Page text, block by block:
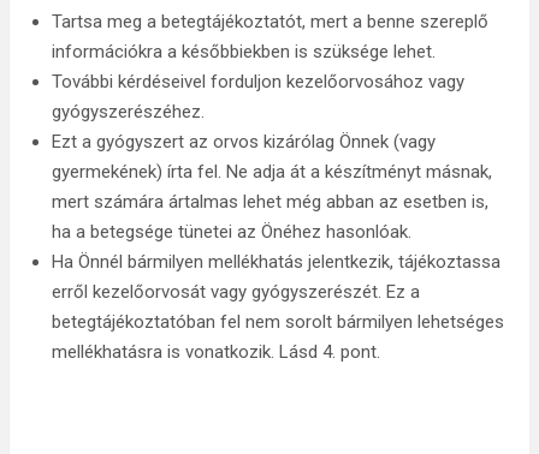
Tartsa meg a betegtájékoztatót, mert a benne szereplő
információkra a későbbiekben is szüksége lehet.
További kérdéseivel forduljon kezelőorvosához vagy
gyógyszerészéhez.
Ezt a gyógyszert az orvos kizárólag Önnek (vagy
gyermekének) írta fel. Ne adja át a készítményt másnak,
mert számára ártalmas lehet még abban az esetben is,
ha a betegsége tünetei az Önéhez hasonlóak.
Ha Önnél bármilyen mellékhatás jelentkezik, tájékoztassa
erről kezelőorvosát vagy gyógyszerészét. Ez a
betegtájékoztatóban fel nem sorolt bármilyen lehetséges
mellékhatásra is vonatkozik. Lásd 4. pont.